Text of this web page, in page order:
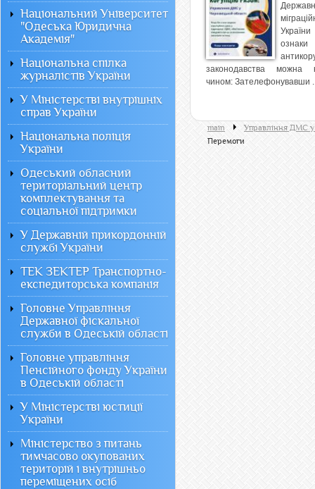
ознаки
законодавства можна
чином: Зателефонувавши
main
Управління ДМС у
Перемоги
Національний Університет
"Одеська Юридична
Академія"
Національна спілка
журналістів України
У Міністерстві внутрішніх
справ України
Національна поліція
України
Одеський обласний
територіальний центр
комплектування та
соціальної підтримки
У Державній прикордонній
службі України
ТЕК ЗЕКТЕР Транспортно-
експедиторська компанія
Головне Управління
Державної фіскальної
служби в Одеській області
Головне управління
Пенсійного фонду України
в Одеській області
У Міністерстві юстиції
України
Міністерство з питань
тимчасово окупованих
територій і внутрішньо
переміщених осіб